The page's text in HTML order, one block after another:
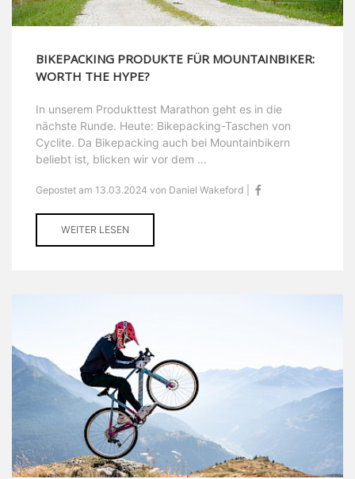
BIKEPACKING PRODUKTE FÜR MOUNTAINBIKER:
WORTH THE HYPE?
In unserem Produkttest Marathon geht es in die
nächste Runde. Heute: Bikepacking-Taschen von
Cyclite. Da Bikepacking auch bei Mountainbikern
beliebt ist, blicken wir vor dem ...
Gepostet am 13.03.2024 von Daniel Wakeford |
WEITER LESEN